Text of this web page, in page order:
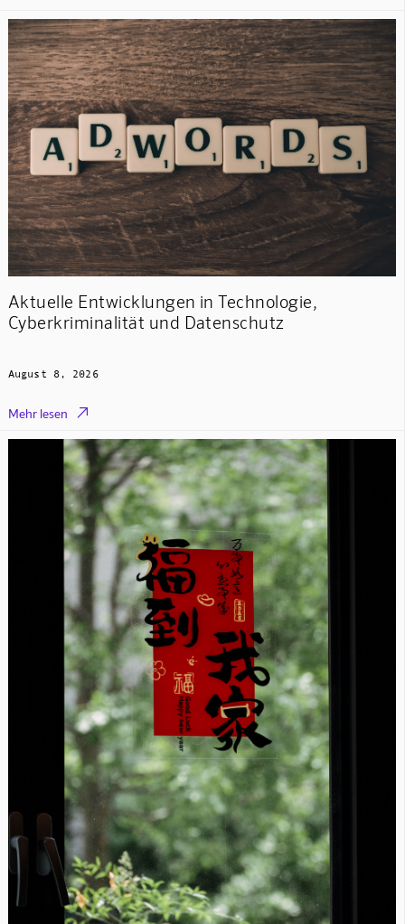
Aktuelle Entwicklungen in Technologie,
Cyberkriminalität und Datenschutz
August 8, 2026
Mehr lesen 